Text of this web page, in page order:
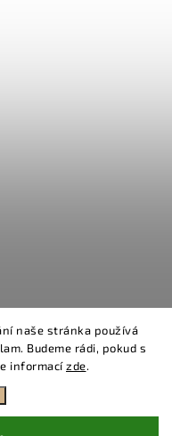
naše stránka používá
Budeme rádi, pokud s
informacízde.
práva vyhrazena.